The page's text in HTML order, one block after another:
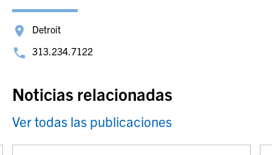
Detroit
313.234.7122
Noticias relacionadas
Ver todas las publicaciones